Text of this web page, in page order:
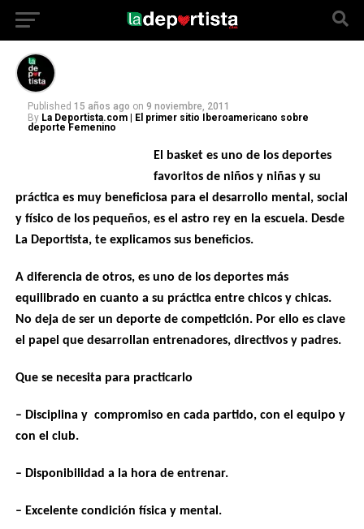
niños
Published 15 años ago on 9 noviembre, 2011
By La Deportista.com | El primer sitio Iberoamericano sobre
deporte Femenino
El basket es uno de los deportes
favoritos de niños y niñas y su
práctica es muy beneficiosa para el desarrollo mental, social
y físico de los pequeños, es el astro rey en la escuela. Desde
La Deportista, te explicamos sus beneficios.
A diferencia de otros, es uno de los deportes más
equilibrado en cuanto a su práctica entre chicos y chicas.
No deja de ser un deporte de competición. Por ello es clave
el papel que desarrollan entrenadores, directivos y padres.
Que se necesita para practicarlo
– Disciplina y compromiso en cada partido, con el equipo y
con el club.
– Disponibilidad a la hora de entrenar.
– Excelente condición física y mental.